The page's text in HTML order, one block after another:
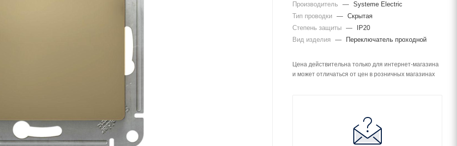
Производитель — Systeme Electric
Тип проводки — Скрытая
Степень защиты —
IP20
Вид изделия
— Переключатель проходной
Цена действительна только для интернет-магазина
и может отличаться от цен в розничных магазинах